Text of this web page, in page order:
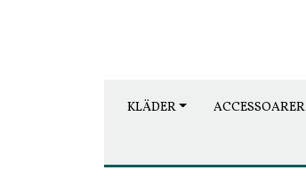
KLÄDER ACCESSOARER